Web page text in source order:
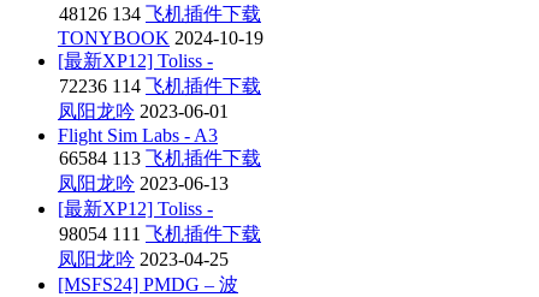
48126 134 飞机插件下载
TONYBOOK 2024-10-19
[最新XP12] Toliss -
72236 114 飞机插件下载
凤阳龙吟 2023-06-01
Flight Sim Labs - A3
66584 113 飞机插件下载
凤阳龙吟 2023-06-13
[最新XP12] Toliss -
98054 111 飞机插件下载
凤阳龙吟 2023-04-25
[MSFS24] PMDG – 波